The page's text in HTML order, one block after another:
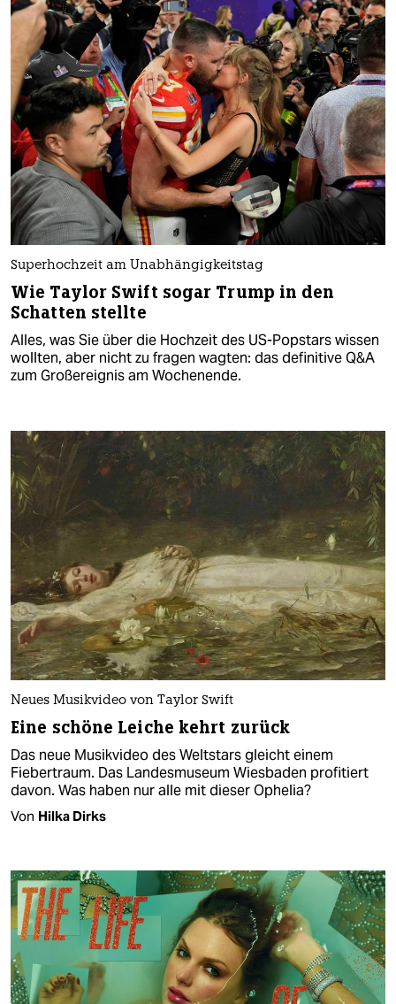
Superhochzeit am Unabhängigkeitstag
Wie Taylor Swift sogar Trump in den
Schatten stellte
Alles, was Sie über die Hochzeit des US-Popstars wissen
wollten, aber nicht zu fragen wagten: das definitive Q&A
zum Großereignis am Wochenende.
Neues Musikvideo von Taylor Swift
Eine schöne Leiche kehrt zurück
Das neue Musikvideo des Weltstars gleicht einem
Fiebertraum. Das Landesmuseum Wiesbaden profitiert
davon. Was haben nur alle mit dieser Ophelia?
Von Hilka Dirks